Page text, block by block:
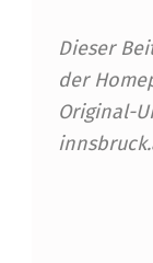
R
F
O
Dieser
der
Original-